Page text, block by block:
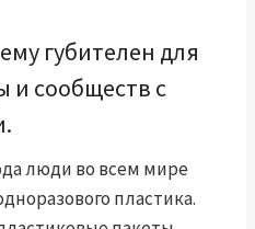
губителен для
и сообществ с
люди во всем мире
пластика.